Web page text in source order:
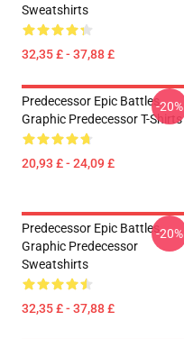
Sweatshirts
32,35 £ - 37,88 £
Predecessor Epic Battles
Graphic Predecessor T-Shirts
20,93 £ - 24,09 £
-20%
Predecessor Epic Battles
Graphic Predecessor
Sweatshirts
32,35 £ - 37,88 £
-20%